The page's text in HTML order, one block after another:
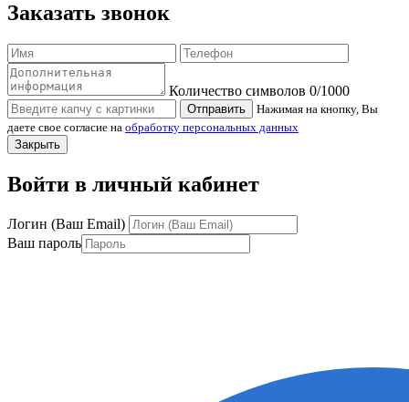
Заказать звонок
Количество символов 0/1000
Отправить
Нажимая на кнопку, Вы
даете свое согласие на обработку персональных данных
Закрыть
Войти в личный кабинет
Логин (Ваш Email)
Ваш пароль